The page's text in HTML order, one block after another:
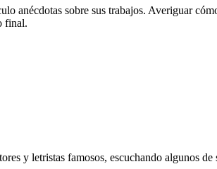
anécdotas sobre sus trabajos. Averiguar
final.
y letristas famosos, escuchando algunos